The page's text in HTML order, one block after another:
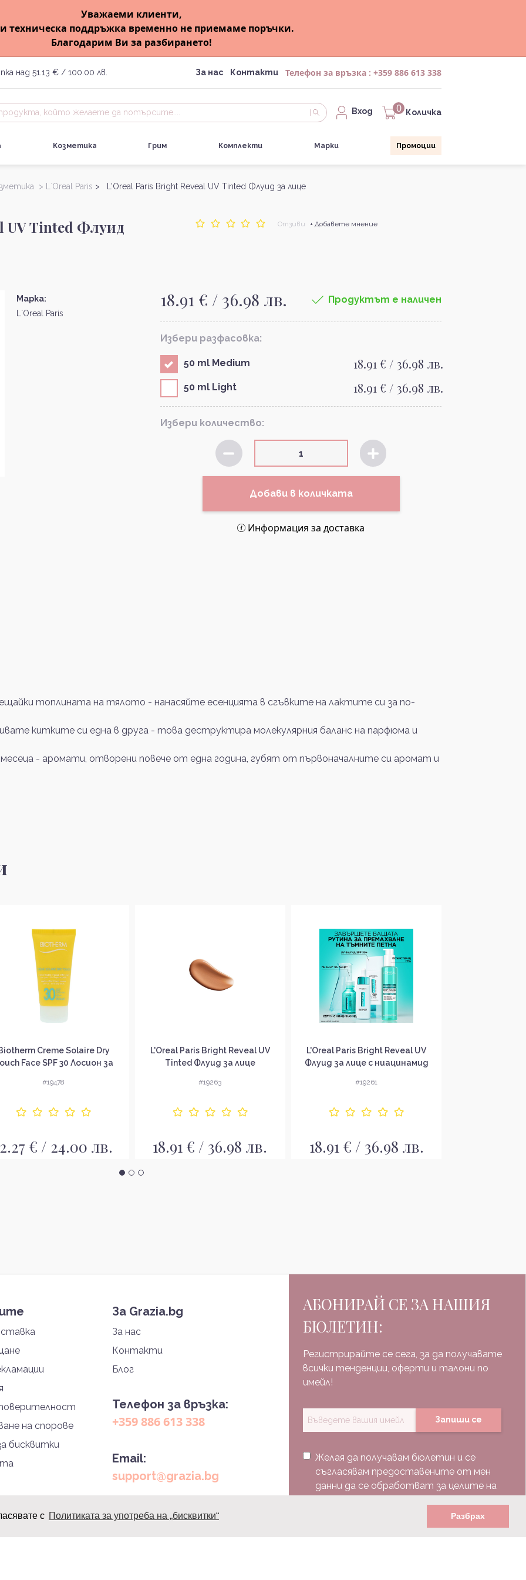
с Политиката за употреба на „бисквитки“ Разбрах
Уважаеми клиенти,
техническа поддръжка временно не приемаме поръчки.
Благодарим Ви за разбирането!
над 51.13 € / 100.00 лв. За нас Контакти Телефон за връзка : +359 886 613 338
Вход 0 Количка
Козметика Грим Комплекти Марки Промоции
> L`Oreal Paris > L'Oreal Paris Bright Reveal UV Tinted Флуид за лице
UV Tinted Флуид
Отзиви + Добавете мнение
Марка:
L`Oreal Paris
18.91 € / 36.98 лв. Продуктът е наличен
Избери разфасовка:
50 ml Medium 18.91 € / 36.98 лв.
50 ml Light 18.91 € / 36.98 лв.
Избери количество:
Добави в количката
Информация за доставка
топлината на тялото - нанасяйте есенцията в сгъвките на лактите си за по-
китките си една в друга - това деструктира молекулярния баланс на парфюма и
- аромати, отворени повече от една година, губят от първоначалните си аромат и
Creme Solaire Dry
Face SPF 30 Лосион за
действие без опаковка
#19478
€ / 24.00 лв.
L'Oreal Paris Bright Reveal UV
Tinted Флуид за лице
#19263
18.91 € / 36.98 лв.
L'Oreal Paris Bright Reveal UV
Флуид за лице с ниацинамид
#19261
18.91 € / 36.98 лв.
на спорове
бисквитки
За Grazia.bg
За нас
Контакти
Блог
Телефон за връзка:
+359 886 613 338
Email:
support@grazia.bg
АБОНИРАЙ СЕ ЗА НАШИЯ
БЮЛЕТИН:
Регистрирайте се сега, за да получавате
всички тенденции, оферти и талони по
имейл!
Запиши се
Желая да получавам бюлетин и се
съгласявам предоставените от мен
данни да се обработват за целите на